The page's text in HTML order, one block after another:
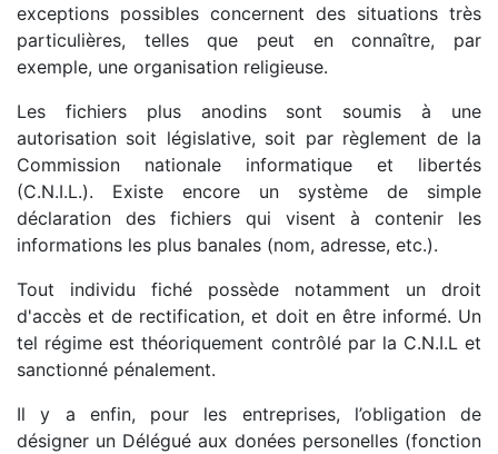
exceptions possibles concernent des situations très
particulières, telles que peut en connaître, par
exemple, une organisation religieuse.
Les fichiers plus anodins sont soumis à une
autorisation soit législative, soit par règlement de la
Commission nationale informatique et libertés
(C.N.I.L.). Existe encore un système de simple
déclaration des fichiers qui visent à contenir les
informations les plus banales (nom, adresse, etc.).
Tout individu fiché possède notamment un droit
d'accès et de rectification, et doit en être informé. Un
tel régime est théoriquement contrôlé par la C.N.I.L et
sanctionné pénalement.
Il y a enfin, pour les entreprises, l’obligation de
désigner un Délégué aux donées personelles (fonction